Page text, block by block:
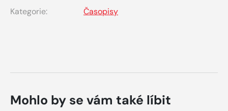
Kategorie:
Časopisy
Mohlo by se vám také líbit